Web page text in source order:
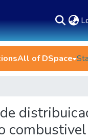
All of DSpace
combustivel